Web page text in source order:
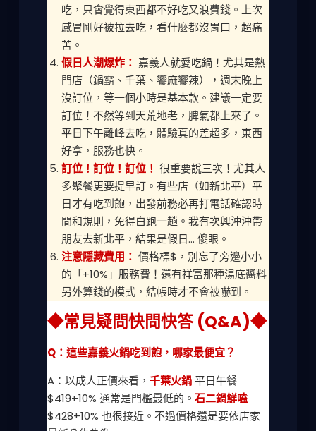
吃，只會覺得東西都不好吃又浪費錢。上次
感冒剛好被拉去吃，看什麼都沒胃口，超痛
苦。
假日人潮爆炸： 嘉義人就愛吃鍋！尤其是熱
門店（鍋霸、千葉、饗麻饗辣），週末晚上
沒訂位，等一個小時是基本款。建議一定要
訂位！不然等到天荒地老，脾氣都上來了。
平日下午離峰去吃，體驗真的差超多，東西
好拿，服務也快。
訂位！訂位！訂位！ 很重要說三次！尤其人
多聚餐更要提早訂。有些店（如新北平）平
日才有吃到飽，出發前務必再打電話確認時
間和規則，免得白跑一趟。我有次興沖沖帶
朋友去新北平，結果是假日... 傻眼。
注意隱藏費用： 價格標$，別忘了旁邊小小
的「+10%」服務費！還有祥富那種湯底醬料
另外算錢的模式，結帳時才不會被嚇到。
◆常見疑問快問快答 (Q&A)◆
Q：這些嘉義火鍋吃到飽，哪家最便宜？
A：以成人正價來看， 千葉火鍋平日午餐
$419+10% 通常是門檻最低的。 石二鍋鮮嗑
$428+10% 也很接近。不過價格還是要依店家